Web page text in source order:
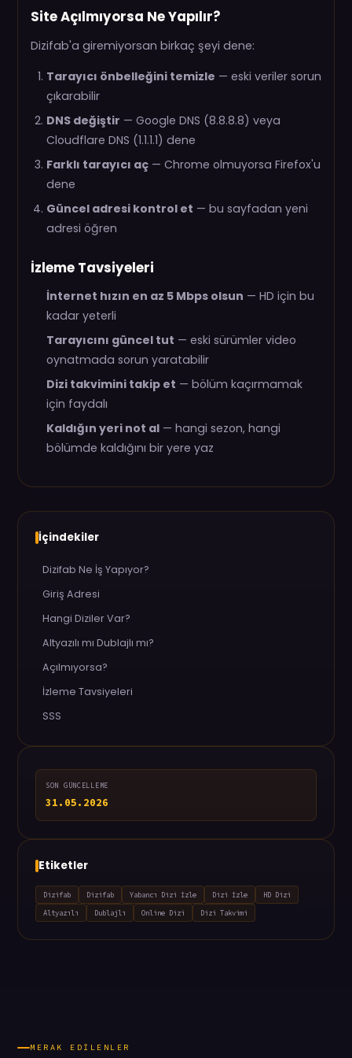
Site Açılmıyorsa Ne Yapılır?
Dizifab'a giremiyorsan birkaç şeyi dene:
Tarayıcı önbelleğini temizle — eski veriler sorun
çıkarabilir
DNS değiştir — Google DNS (8.8.8.8) veya
Cloudflare DNS (1.1.1.1) dene
Farklı tarayıcı aç — Chrome olmuyorsa Firefox'u
dene
Güncel adresi kontrol et — bu sayfadan yeni
adresi öğren
İzleme Tavsiyeleri
İnternet hızın en az 5 Mbps olsun — HD için bu
kadar yeterli
Tarayıcını güncel tut — eski sürümler video
oynatmada sorun yaratabilir
Dizi takvimini takip et — bölüm kaçırmamak
için faydalı
Kaldığın yeri not al — hangi sezon, hangi
bölümde kaldığını bir yere yaz
İçindekiler
Dizifab Ne İş Yapıyor?
Giriş Adresi
Hangi Diziler Var?
Altyazılı mı Dublajlı mı?
Açılmıyorsa?
İzleme Tavsiyeleri
SSS
SON GÜNCELLEME
31.05.2026
Etiketler
Dizifab Dizifab Yabancı Dizi İzle Dizi İzle HD Dizi
Altyazılı Dublajlı Online Dizi Dizi Takvimi
MERAK EDILENLER